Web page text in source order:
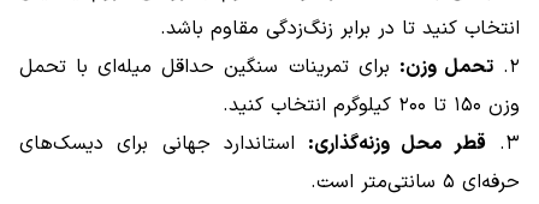
انتخاب کنید تا در برابر زنگ‌زدگی مقاوم باشد.
۲. تحمل وزن: برای تمرینات سنگین حداقل میله‌ای با تحمل
وزن ۱۵۰ تا ۲۰۰ کیلوگرم انتخاب کنید.
۳.
قطر محل وزنه‌گذاری: استاندارد جهانی برای دیسک‌های
حرفه‌ای ۵ سانتی‌متر است.